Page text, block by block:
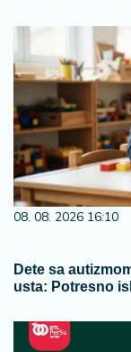
08. 08. 2026 16:10
Dete sa
usta: Potresno